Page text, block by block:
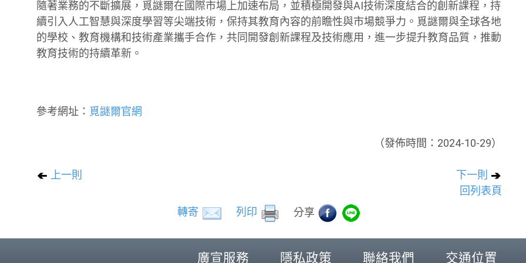
隨著業務的不斷擴展，覓謎爾在國際市場上加速布局，並積極開發與AI技術深度結合的創新課程，持
續引入人工智慧與深度學習等尖端技術，保持其教育內容的前瞻性與市場競爭力。覓謎爾與全球各地
的學校、教育機構和技術產業攜手合作，共同開發創新課程及技術應用，進一步提升教育品質，推動
教育技術的持續革新。
參考網址： 覓謎爾官網
（發佈時間：2024-10-29）
上一則
下一則
回列表頁
轉寄
列印 分享
廣宣服務 隱私政策 聯絡我們 交通位置